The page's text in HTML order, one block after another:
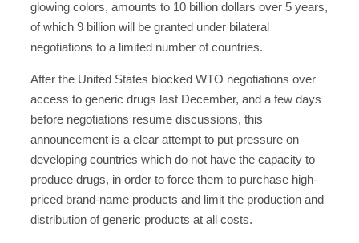
glowing colors, amounts to 10 billion dollars over 5 years,
of which 9 billion will be granted under bilateral
negotiations to a limited number of countries.
After the United States blocked WTO negotiations over
access to generic drugs last December, and a few days
before negotiations resume discussions, this
announcement is a clear attempt to put pressure on
developing countries which do not have the capacity to
produce drugs, in order to force them to purchase high-
priced brand-name products and limit the production and
distribution of generic products at all costs.